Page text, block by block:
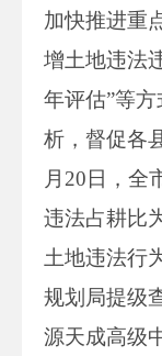
加快推进重
增土地违法
年评估”等
析，督促各
月20日，全
违法占耕比
土地违法行
规划局提级
源天成高级